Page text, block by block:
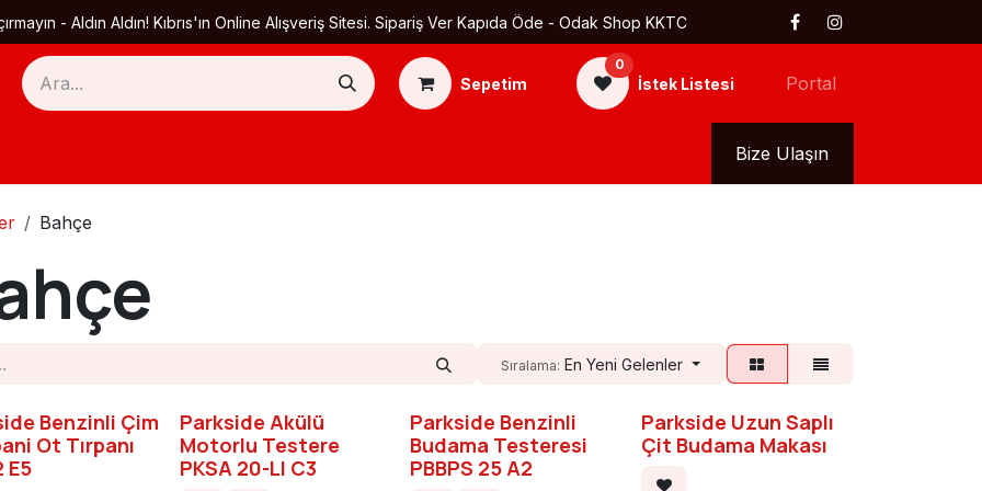
- Aldın Aldın! Kıbrıs'ın Online Alışveriş Sitesi. Sipariş Ver Kapıda Öde - Odak Shop KKTC
Sepetim
0
İstek Listesi Portal
Bize Ulaşın
Bahçe
Sıralama: En Yeni Gelenler
Benzinli Çim
Ot Tırpanı
E5
Parkside Akülü
Motorlu Testere
PKSA 20-LI C3
Parkside Benzinli
Budama Testeresi
PBBPS 25 A2
Parkside Uzun Saplı
Çit Budama Makası